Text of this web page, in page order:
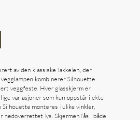
av den klassiske fakkelen, der
kombinerer Silhouette
veggfeste. Hver glasskjerm er
variasjoner som kun oppstår i ekte
monteres i ulike vinkler,
nedoverrettet lys. Skjermen fås i både